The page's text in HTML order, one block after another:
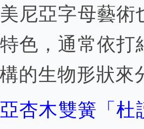
尼亞字母藝
色，通常依
的生物形狀來
杏木雙簧「杜